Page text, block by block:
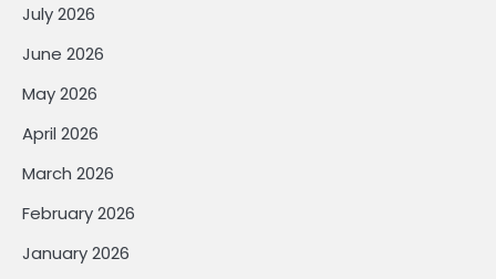
July 2026
June 2026
May 2026
April 2026
March 2026
February 2026
January 2026